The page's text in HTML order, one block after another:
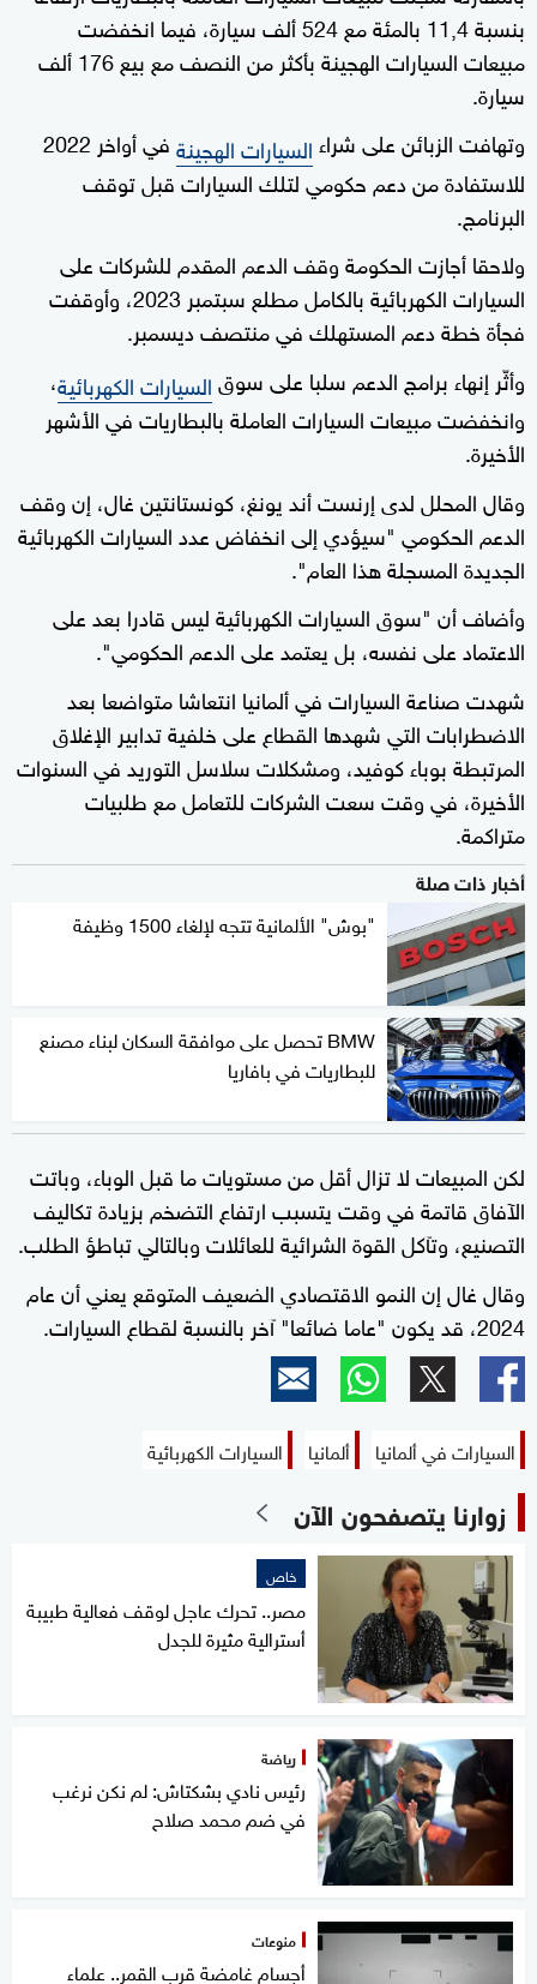
بنسبة 11,4 بالمئة مع 524 ألف سيارة، فيما انخفضت
مبيعات السيارات الهجينة بأكثر من النصف مع بيع 176 ألف
سيارة.
وتهافت الزبائن على شراءالسيارات الهجينة
في أواخر 2022
للاستفادة من دعم حكومي لتلك السيارات قبل توقف
البرنامج.
ولاحقا أجازت الحكومة وقف الدعم المقدم للشركات على
السيارات الكهربائية بالكامل مطلع سبتمبر 2023، وأوقفت
فجأة خطة دعم المستهلك في منتصف ديسمبر.
وأثّر إنهاء برامج الدعم سلبا على سوقالسيارات الكهربائية،
وانخفضت مبيعات السيارات العاملة بالبطاريات في الأشهر
الأخيرة.
وقال المحلل لدى إرنست أند يونغ، كونستانتين غال، إن وقف
الدعم الحكومي "سيؤدي إلى انخفاض عدد السيارات الكهربائية
الجديدة المسجلة هذا العام".
وأضاف أن "سوق السيارات الكهربائية ليس قادرا بعد على
الاعتماد على نفسه، بل يعتمد على الدعم الحكومي".
شهدت صناعة السيارات في ألمانيا انتعاشا متواضعا بعد
الاضطرابات التي شهدها القطاع على خلفية تدابير الإغلاق
المرتبطة بوباء كوفيد، ومشكلات سلاسل التوريد في السنوات
الأخيرة، في وقت سعت الشركات للتعامل مع طلبيات
متراكمة.
أخبار ذات صلة
"بوش" الألمانية تتجه لإلغاء 1500 وظيفة
BMW تحصل على موافقة السكان لبناء مصنع
للبطاريات في بافاريا
لكن المبيعات لا تزال أقل من مستويات ما قبل الوباء، وباتت
الآفاق قاتمة في وقت يتسبب ارتفاع التضخم بزيادة تكاليف
التصنيع، وتآكل القوة الشرائية للعائلات وبالتالي تباطؤ الطلب.
وقال غال إن النمو الاقتصادي الضعيف المتوقع يعني أن عام
2024، قد يكون "عاما ضائعا" آخر بالنسبة لقطاع السيارات.
السيارات في ألمانيا ألمانيا السيارات الكهربائية
زوارنا يتصفحون الآن
خاص
مصر.. تحرك عاجل لوقف فعالية طبيبة
أسترالية مثيرة للجدل
رياضة
رئيس نادي بشكتاش: لم نكن نرغب
في ضم محمد صلاح
منوعات
أجسام غامضة قرب القمر.. علماء